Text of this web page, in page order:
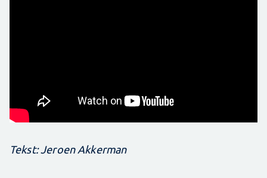
Tekst: Jeroen Akkerman